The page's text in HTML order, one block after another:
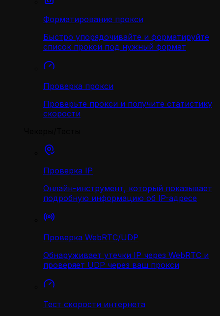
Форматирование прокси
Быстро упорядочивайте и форматируйте
список прокси под нужный формат
Проверка прокси
Проверьте прокси и получите статистику
скорости
Проверка IP
Онлайн-инструмент, который показывает
подробную информацию об IP-адресе
Проверка WebRTC/UDP
Обнаруживает утечки IP через WebRTC и
проверяет UDP через ваш прокси
Тест скорости интернета